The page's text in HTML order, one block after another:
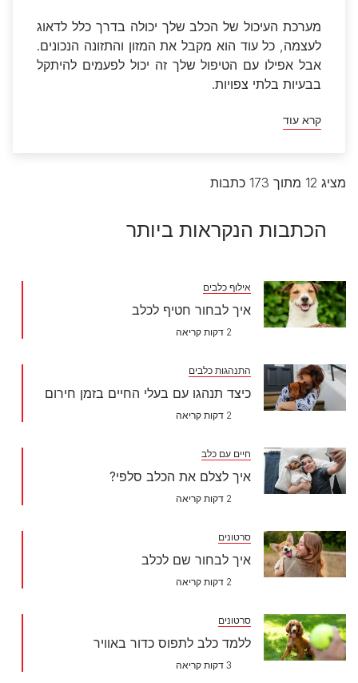
מערכת העיכול של הכלב שלך יכולה בדרך כלל לדאוג
לעצמה, כל עוד הוא מקבל את המזון והתזונה הנכונים.
אבל אפילו עם הטיפול שלך זה יכול לפעמים להיתקל
בבעיות בלתי צפויות.
קרא עוד
מציג 12 מתוך 173 כתבות
הכתבות הנקראות ביותר
אילוף כלבים
איך לבחור חטיף לכלב
2 דקות קריאה
התנהגות כלבים
כיצד תנהגו עם בעלי החיים בזמן חירום
2 דקות קריאה
חיים עם כלב
איך לצלם את הכלב סלפי?
2 דקות קריאה
סרטונים
איך לבחור שם לכלב
2 דקות קריאה
סרטונים
ללמד כלב לתפוס כדור באוויר
3 דקות קריאה